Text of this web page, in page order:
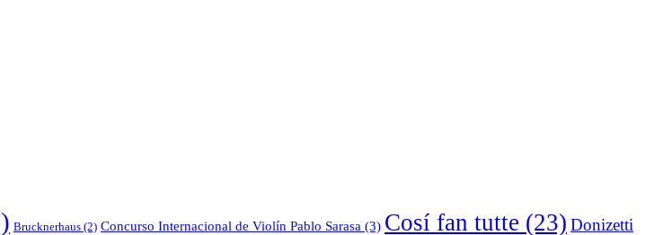
Brucknerhaus (2) Concurso Internacional de Violín Pablo Sarasa (3) Cosí fan tutte (23) Donizetti